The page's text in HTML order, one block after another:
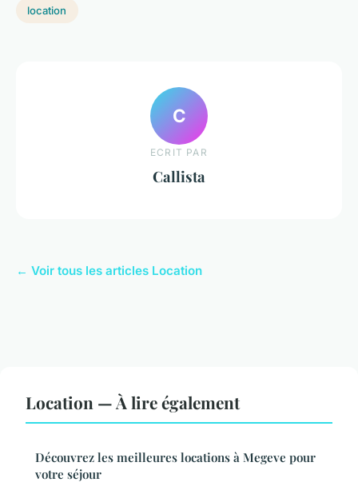
location
C
ECRIT PAR
Callista
← Voir tous les articles Location
Location — À lire également
Découvrez les meilleures locations à Megeve pour
votre séjour